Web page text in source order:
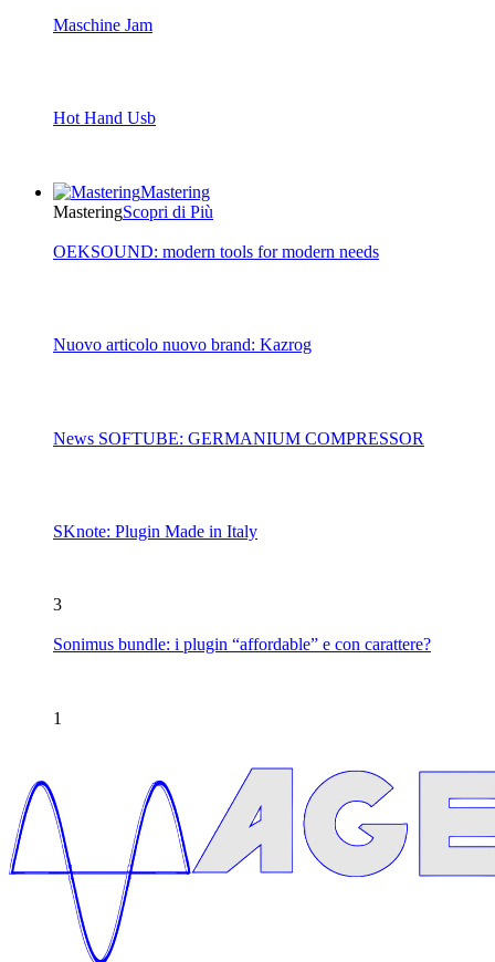
Maschine Jam
Hot Hand Usb
Mastering
MasteringScopri di Più
OEKSOUND: modern tools for modern needs
Nuovo articolo nuovo brand: Kazrog
News SOFTUBE: GERMANIUM COMPRESSOR
SKnote: Plugin Made in Italy
3
Sonimus bundle: i plugin “affordable” e con carattere?
1